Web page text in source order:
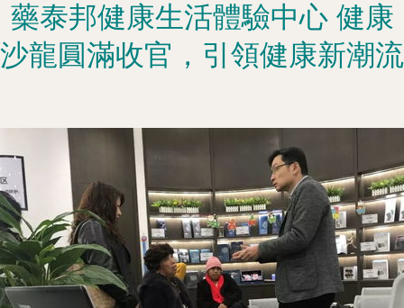
藥泰邦健康生活體驗中心 健康
沙龍圓滿收官，引領健康新潮流